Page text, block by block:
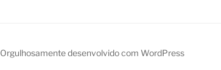
Orgulhosamente desenvolvido com WordPress